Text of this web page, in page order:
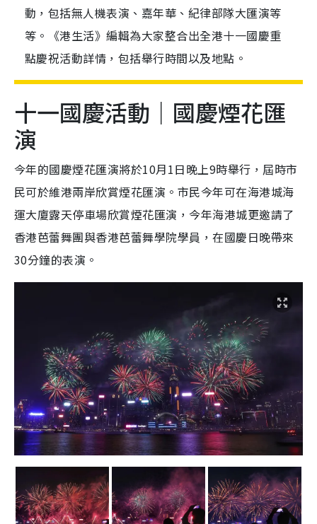
動，包括無人機表演、嘉年華、紀律部隊大匯演等
等。《港生活》編輯為大家整合出全港十一國慶重
點慶祝活動詳情，包括舉行時間以及地點。
十一國慶活動｜國慶煙花匯
演
今年的國慶煙花匯演將於10月1日晚上9時舉行，屆時市
民可於維港兩岸欣賞煙花匯演。市民今年可在海港城海
運大廈露天停車場欣賞煙花匯演，今年海港城更邀請了
香港芭蕾舞團與香港芭蕾舞學院學員，在國慶日晚帶來
30分鐘的表演。